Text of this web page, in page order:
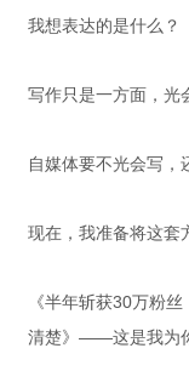
我想表达的是什么？
写作只是一方面，光
自媒体要不光会写，
现在，我准备将这套
《半年斩获30万粉
清楚》——这是我为